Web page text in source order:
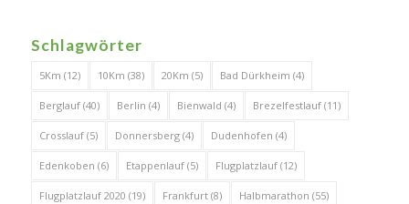
Schlagwörter
5Km (12) 10Km (38) 20Km (5) Bad Dürkheim (4)
Berglauf(40) Berlin (4) Bienwald (4) Brezelfestlauf(11)
Crosslauf(5) Donnersberg(4) Dudenhofen (4)
Edenkoben (6) Etappenlauf(5) Flugplatzlauf(12)
Flugplatzlauf 2020 (19) Frankfurt(8) Halbmarathon (55)